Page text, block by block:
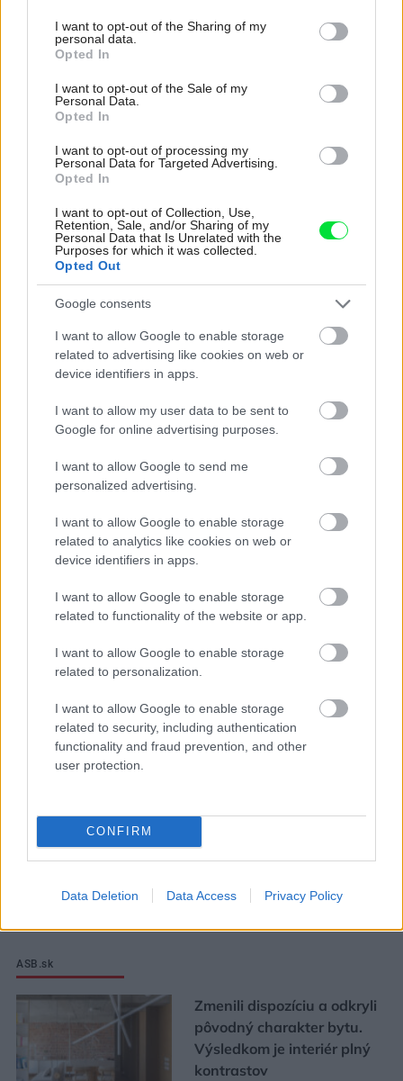
not limited to your visit or usage behaviour. You may click to
grant or deny consent to Google and its third-party tags to
use your data for below specified purposes in below Google
consent section.
I want to opt-out of the Sharing of my
personal data.
Opted In
I want to opt-out of the Sale of my
Personal Data.
Opted In
I want to opt-out of processing my
Personal Data for Targeted Advertising.
Opted In
I want to opt-out of Collection, Use,
Retention, Sale, and/or Sharing of my
Personal Data that Is Unrelated with the
Purposes for which it was collected.
Opted Out
Google consents
I want to allow Google to enable storage
related to advertising like cookies on web or
device identifiers in apps.
I want to allow my user data to be sent to
Google for online advertising purposes.
I want to allow Google to send me
personalized advertising.
I want to allow Google to enable storage
related to analytics like cookies on web or
device identifiers in apps.
I want to allow Google to enable storage
related to functionality of the website or app.
I want to allow Google to enable storage
related to personalization.
I want to allow Google to enable storage
related to security, including authentication
functionality and fraud prevention, and other
user protection.
CONFIRM
Data Deletion Data Access Privacy Policy
Re: Takto sa rieši málo úložného miesta. V tomto byte
My napríklad labky utierame hneď pri dverách a doma pred dvere
používame tyčový ETA Terier…
Re: Takto sa rieši málo úložného miesta. V tomto byte
stačil jeden prvok | Môjdom.sk
Dizajn je to nádherný, tá brezová preglejka a čisté línie vyzerajú super.
Re: Toto je najväčší mýtus pri ošetrení dreva a môže vás
vyjsť draho. Ako ho ochrániť pred hnitím a škodcami?
clovek by cakal ze vysusene drahe drevo bolo predtym naparovane aby
sa zbavilo zarodkov skodcov...
Najnovšie časopisy
Môj dom 07-08/2026
ASB.sk
Zmenili dispozíciu a odkryli
pôvodný charakter bytu.
Výsledkom je interiér plný
kontrastov